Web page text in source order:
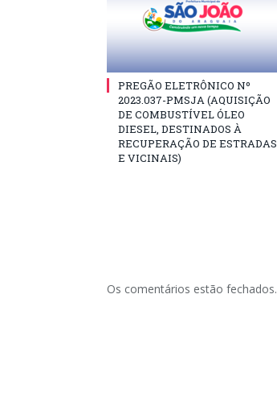
PREGÃO ELETRÔNICO Nº
2023.037-PMSJA (AQUISIÇÃO
DE COMBUSTÍVEL ÓLEO
DIESEL, DESTINADOS À
RECUPERAÇÃO DE ESTRADAS
E VICINAIS)
Os comentários estão fechados.